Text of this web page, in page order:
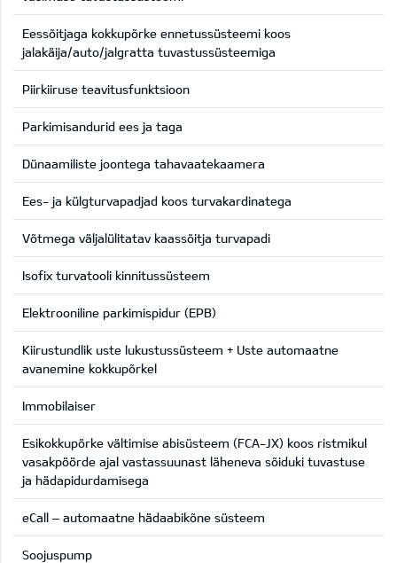
Eessõitjaga kokkupõrke ennetussüsteemi koos
jalakäija/auto/jalgratta tuvastussüsteemiga
Piirkiiruse teavitusfunktsioon
Parkimisandurid ees ja taga
Dünaamiliste joontega tahavaatekaamera
Ees- ja külgturvapadjad koos turvakardinatega
Võtmega väljalülitatav kaassõitja turvapadi
Isofix turvatooli kinnitussüsteem
Elektrooniline parkimispidur (EPB)
Kiirustundlik uste lukustussüsteem + Uste automaatne
avanemine kokkupõrkel
Immobilaiser
Esikokkupõrke vältimise abisüsteem (FCA-JX) koos ristmikul
vasakpöörde ajal vastassuunast läheneva sõiduki tuvastuse
ja hädapidurdamisega
eCall – automaatne hädaabikõne süsteem
Soojuspump